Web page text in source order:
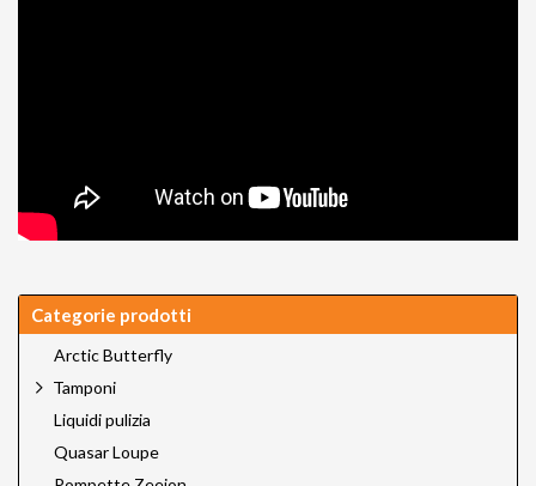
Categorie prodotti
Arctic Butterfly
Tamponi
Liquidi pulizia
Quasar Loupe